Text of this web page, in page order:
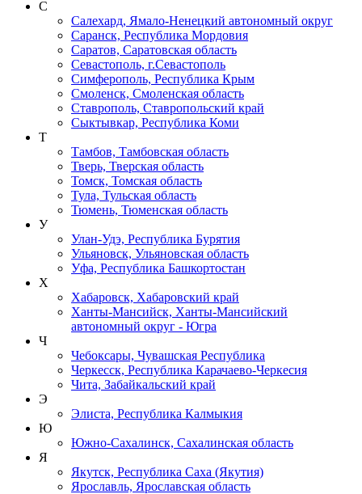
С
Салехард, Ямало-Ненецкий автономный округ
Саранск, Республика Мордовия
Саратов, Саратовская область
Севастополь, г.Севастополь
Симферополь, Республика Крым
Смоленск, Смоленская область
Ставрополь, Ставропольский край
Сыктывкар, Республика Коми
Т
Тамбов, Тамбовская область
Тверь, Тверская область
Томск, Томская область
Тула, Тульская область
Тюмень, Тюменская область
У
Улан-Удэ, Республика Бурятия
Ульяновск, Ульяновская область
Уфа, Республика Башкортостан
Х
Хабаровск, Хабаровский край
Ханты-Мансийск, Ханты-Мансийский
автономный округ - Югра
Ч
Чебоксары, Чувашская Республика
Черкесск, Республика Карачаево-Черкесия
Чита, Забайкальский край
Э
Элиста, Республика Калмыкия
Ю
Южно-Сахалинск, Сахалинская область
Я
Якутск, Республика Саха (Якутия)
Ярославль, Ярославская область